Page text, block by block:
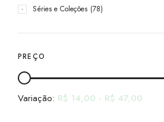
Séries e Coleções (78)
PREÇO
Variação: R$ 14,00 - R$ 47,00